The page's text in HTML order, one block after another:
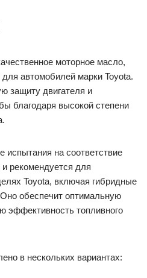
моторное масло,
автомобилей марки Toyota.
защиту двигателя и
благодаря высокой степени
испытания на соответствие
рекомендуется для
Toyota, включая гибридные
обеспечит оптимальную
эффективность топливного
в нескольких вариантах: